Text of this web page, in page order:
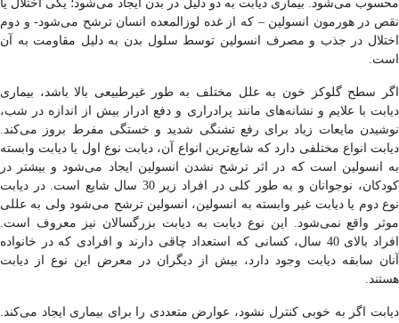
محسوب می‌شود. بیماری دیابت به دو دلیل در بدن ایجاد می‌شود؛ یکی اختلال یا
نقص در هورمون انسولین – که از غده لوزالمعده انسان ترشح می‌شود- و دوم
اختلال در جذب و مصرف انسولین توسط سلول بدن به دلیل مقاومت به آن
است.
اگر سطح گلوکز خون به علل مختلف به طور غیرطبیعی بالا باشد، بیماری
دیابت با علایم و نشانه‌های مانند پرادراری و دفع ادرار بیش از اندازه در شب،
نوشیدن مایعات زیاد برای رفع تشنگی شدید و خستگی مفرط بروز می‌کند.
دیابت انواع مختلفی دارد که شایع‌ترین انواع آن، دیابت نوع اول یا دیابت وابسته
به انسولین است که در اثر ترشح نشدن انسولین ایجاد می‌شود و بیشتر در
کودکان، نوجوانان و به طور کلی در افراد زیر 30 سال شایع است. در دیابت
نوع دوم یا دیابت غیر وابسته به انسولین، انسولین ترشح می‌شود ولی به عللی
موثر واقع نمی‌شود. این نوع دیابت به دیابت بزرگسالان نیز معروف است.
افراد بالای 40 سال، کسانی که استعداد چاقی دارند و افرادی که در خانواده
آنان سابقه دیابت وجود دارد، بیش از دیگران در معرض این نوع از دیابت
هستند.
دیابت اگر به خوبی کنترل نشود، عوارض متعددی را برای بیماری ایجاد می‌کند.